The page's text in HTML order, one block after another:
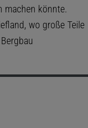
machen könnte.
wo große Teile